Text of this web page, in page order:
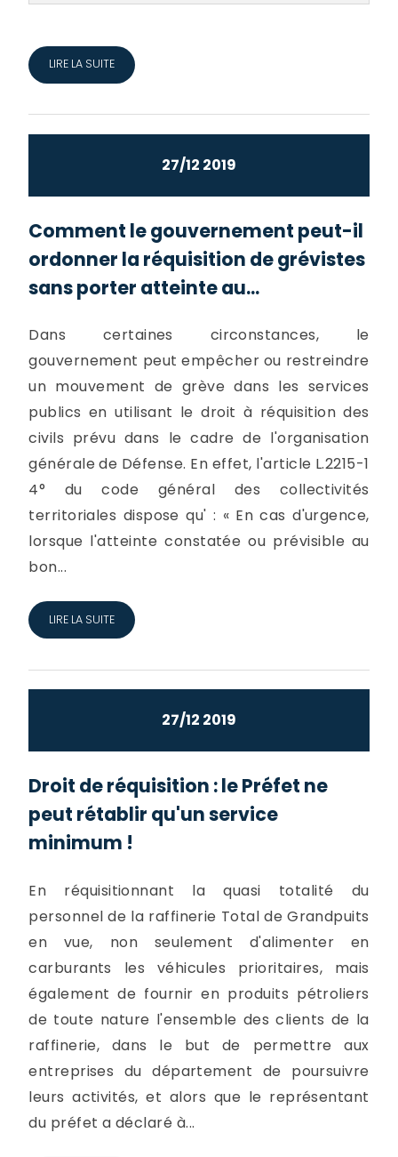
LIRE LA SUITE
27/12 2019
Comment le gouvernement peut-il
ordonner la réquisition de grévistes
sans porter atteinte au...
Dans certaines circonstances, le
gouvernement peut empêcher ou restreindre
un mouvement de grève dans les services
publics en utilisant le droit à réquisition des
civils prévu dans le cadre de l'organisation
générale de Défense. En effet, l'article L.2215-1
4° du code général des collectivités
territoriales dispose qu' : « En cas d'urgence,
lorsque l'atteinte constatée ou prévisible au
bon...
LIRE LA SUITE
27/12 2019
Droit de réquisition : le Préfet ne
peut rétablir qu'un service
minimum !
En réquisitionnant la quasi totalité du
personnel de la raffinerie Total de Grandpuits
en vue, non seulement d'alimenter en
carburants les véhicules prioritaires, mais
également de fournir en produits pétroliers
de toute nature l'ensemble des clients de la
raffinerie, dans le but de permettre aux
entreprises du département de poursuivre
leurs activités, et alors que le représentant
du préfet a déclaré à...